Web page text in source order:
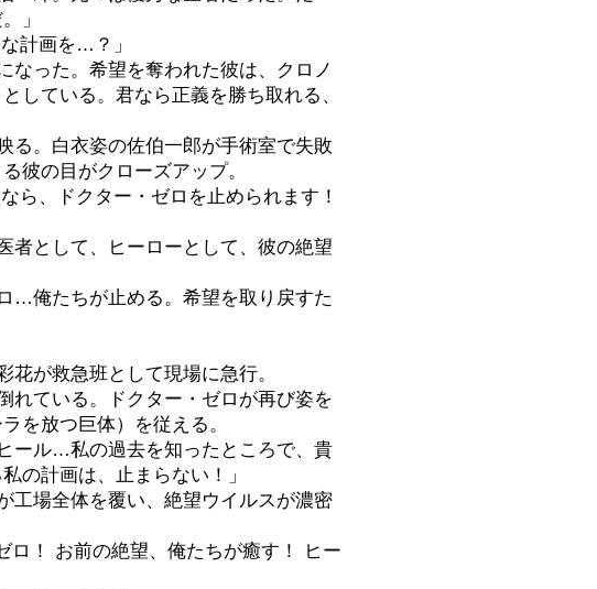
」
計画を…？」
なった。希望を奪われた彼は、クロノ
している。君なら正義を勝ち取れる、
る。白衣姿の佐伯一郎が手術室で失敗
彼の目がクローズアップ。
ら、ドクター・ゼロを止められます！
者として、ヒーローとして、彼の絶望
…俺たちが止める。希望を取り戻すた
が救急班として現場に急行。
れている。ドクター・ゼロが再び姿を
を放つ巨体）を従える。
ール…私の過去を知ったところで、貴
の計画は、止まらない！」
工場全体を覆い、絶望ウイルスが濃密
ロ！ お前の絶望、俺たちが癒す！ ヒー